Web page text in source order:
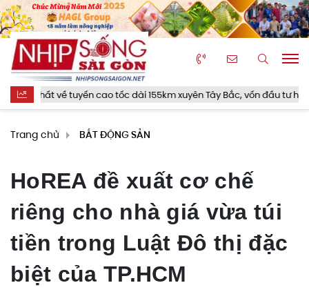
về tuyến cao tốc dài 155km xuyên Tây Bắc, vốn đầu tư hơn 23.000
Trang chủ BẤT ĐỘNG SẢN
HoREA đề xuất cơ chế
riêng cho nhà giá vừa túi
tiền trong Luật Đô thị đặc
biệt của TP.HCM